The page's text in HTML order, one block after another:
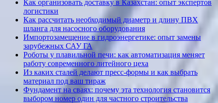
Как организовать доставку в Казахстан: опыт экспертов
логистики
Как рассчитать необходимый диаметр и длину ПВХ
шланга для насосного оборудования
Импортозамещение в гидроэнергетике: опыт замены
зарубежных САУ ГА
Роботы у плавильной печи: как автоматизация меняет
работу современного литейного цеха
Из каких сталей делают пресс-формы и как выбрать
материал под ваш тираж
Фундамент на сваях: почему эта технология становится
выбором номер один для частного строительства